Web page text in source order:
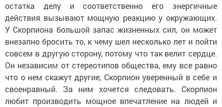
остатка делу и соответственно его энергичные
действия вызывают мощную реакцию у окружающих.
У Скорпиона большой запас жизненных сил, он может
внезапно бросить то, к чему шел несколько лет и пойти
совсем в другую сторону, потому что так велит сердце.
Он независим от стереотипов общества, ему все равно
что о нем скажут другие, Скорпион уверенный в себе и
своенравный. За ним хочется следовать. Скорпион
любит производить мощное впечатление на людей и